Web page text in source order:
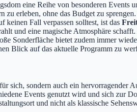
eine Reihe von besonderen
erleben, ohne das Budget zu
keinen Fall verpassen solltest, ist das
und eine magische Atmosphäre
Sonderfläche bietet zudem immer
Blick auf das aktuelle Programm zu
sich, sondern auch ein hervorragender
Events genutzt wird und sich
und nicht als klassische